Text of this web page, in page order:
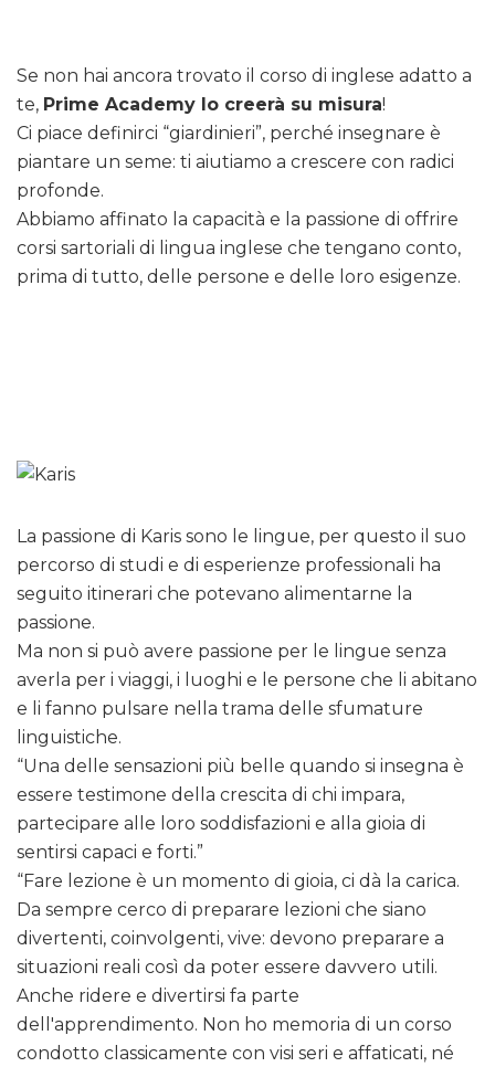
Se non hai ancora trovato il corso di inglese adatto a
te, Prime Academy lo creerà su misura!
Ci piace definirci “giardinieri”, perché insegnare è
piantare un seme: ti aiutiamo a crescere con radici
profonde.
Abbiamo affinato la capacità e la passione di offrire
corsi sartoriali di lingua inglese che tengano conto,
prima di tutto, delle persone e delle loro esigenze.
La passione di Karis sono le lingue, per questo il suo
percorso di studi e di esperienze professionali ha
seguito itinerari che potevano alimentarne la
passione.
Ma non si può avere passione per le lingue senza
averla per i viaggi, i luoghi e le persone che li abitano
e li fanno pulsare nella trama delle sfumature
linguistiche.
“Una delle sensazioni più belle quando si insegna è
essere testimone della crescita di chi impara,
partecipare alle loro soddisfazioni e alla gioia di
sentirsi capaci e forti.”
“Fare lezione è un momento di gioia, ci dà la carica.
Da sempre cerco di preparare lezioni che siano
divertenti, coinvolgenti, vive: devono preparare a
situazioni reali così da poter essere davvero utili.
Anche ridere e divertirsi fa parte
dell'apprendimento. Non ho memoria di un corso
condotto classicamente con visi seri e affaticati, né